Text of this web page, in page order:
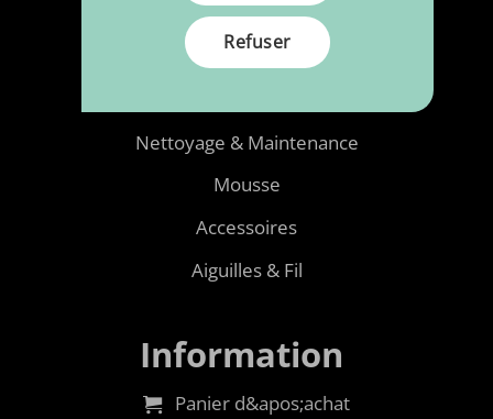
Simili Cuir
Tissu pour meubles
Nettoyage & Maintenance
Mousse
Accessoires
Aiguilles & Fil
Information
Panier d&apos;achat
Refuser